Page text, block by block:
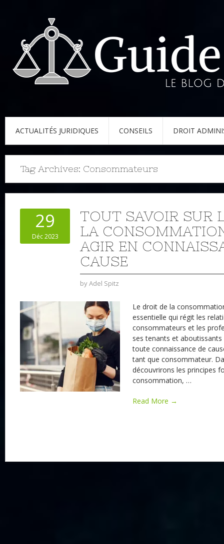
ACTUALITÉS JURIDIQUES CONSEILS DROIT
Tag Archives: Consommateurs
29
Déc 2023
TOUT SAVOIR SUR
LA
AGIR EN
CAUSE
byAdel Spitz
Le droit de la
essentielle qui régit les
consommateurs et les
ses tenants et
toute connaissance de
tant que consommateur.
découvrirons les principes
consommation, …
Read More →